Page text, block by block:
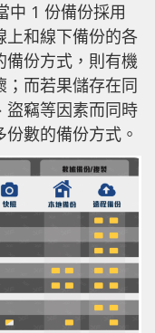
中 1 份備份採用
上和線下備份的各
備份方式，則有機
而若果儲存在同
盜竊等因素而同時
數的備份方式。